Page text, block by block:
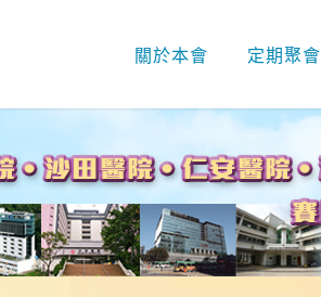
關於本會 定期聚會